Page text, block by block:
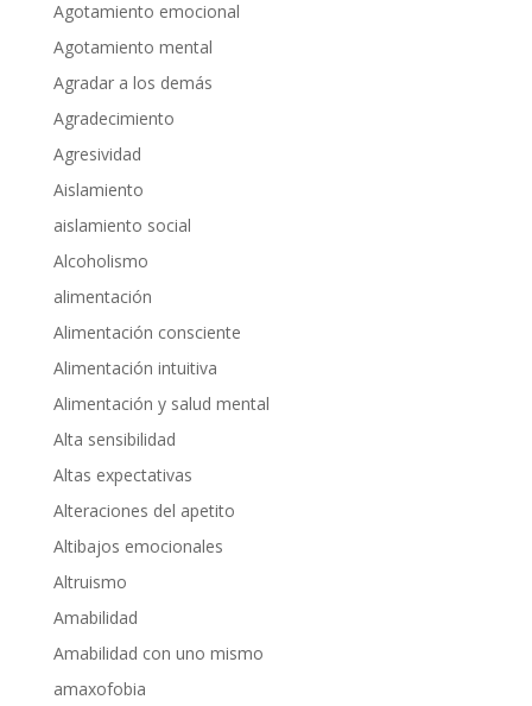
Agotamiento emocional
Agotamiento mental
Agradar a los demás
Agradecimiento
Agresividad
Aislamiento
aislamiento social
Alcoholismo
alimentación
Alimentación consciente
Alimentación intuitiva
Alimentación y salud mental
Alta sensibilidad
Altas expectativas
Alteraciones del apetito
Altibajos emocionales
Altruismo
Amabilidad
Amabilidad con uno mismo
amaxofobia